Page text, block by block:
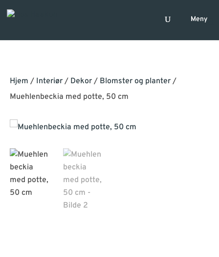
Hjem / Interiør / Dekor / Blomster og planter /
Muehlenbeckia med potte, 50 cm